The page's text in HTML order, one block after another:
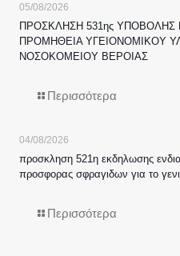
05/08/2026
ΠΡΟΣΚΛΗΣΗ 531ης ΥΠΟΒΟΛΗΣ
ΠΡΟΜΗΘΕΙΑ ΥΓΕΙΟΝΟΜΙΚΟΥ
ΝΟΣΟΚΟΜΕΙΟΥ ΒΕΡΟΙΑΣ
Περισσότερα
04/08/2026
προσκληση 521η εκδηλωσης
προσφορας σφραγιδων για το
Περισσότερα